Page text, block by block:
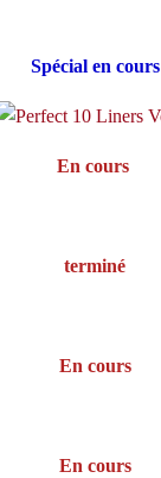
Spécial en cours
En cours
terminé
En cours
En cours